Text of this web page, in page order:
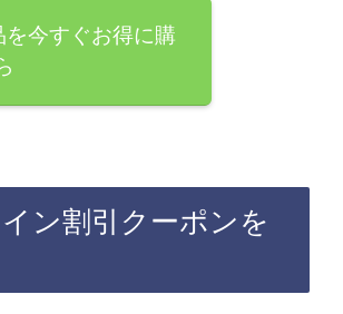
今すぐお得に購
ン割引クーポンを